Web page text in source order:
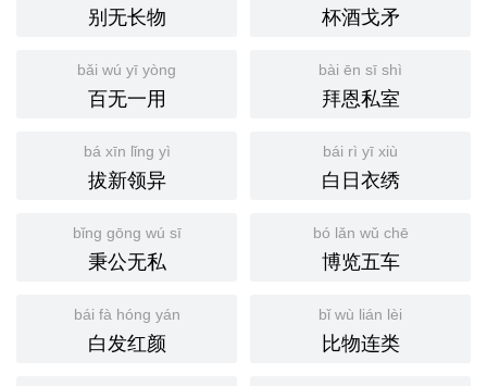
别无长物 杯酒戈矛
bǎi wú yī yòng
百无一用
bài ēn sī shì
拜恩私室
bá xīn lǐng yì
拔新领异
bái rì yī xiù
白日衣绣
bǐng gōng wú sī
秉公无私
bó lǎn wǔ chē
博览五车
bái fà hóng yán
白发红颜
bǐ wù lián lèi
比物连类